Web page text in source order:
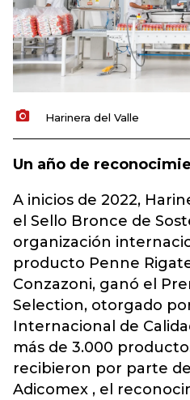
Harinera del Valle
Un año de
A inicios de 2022,
el Sello Bronce de
organización
producto Penne
Conzazoni, ganó el
Selection, otorgado
Internacional de
más de 3.000
recibieron por parte
Adicomex , el